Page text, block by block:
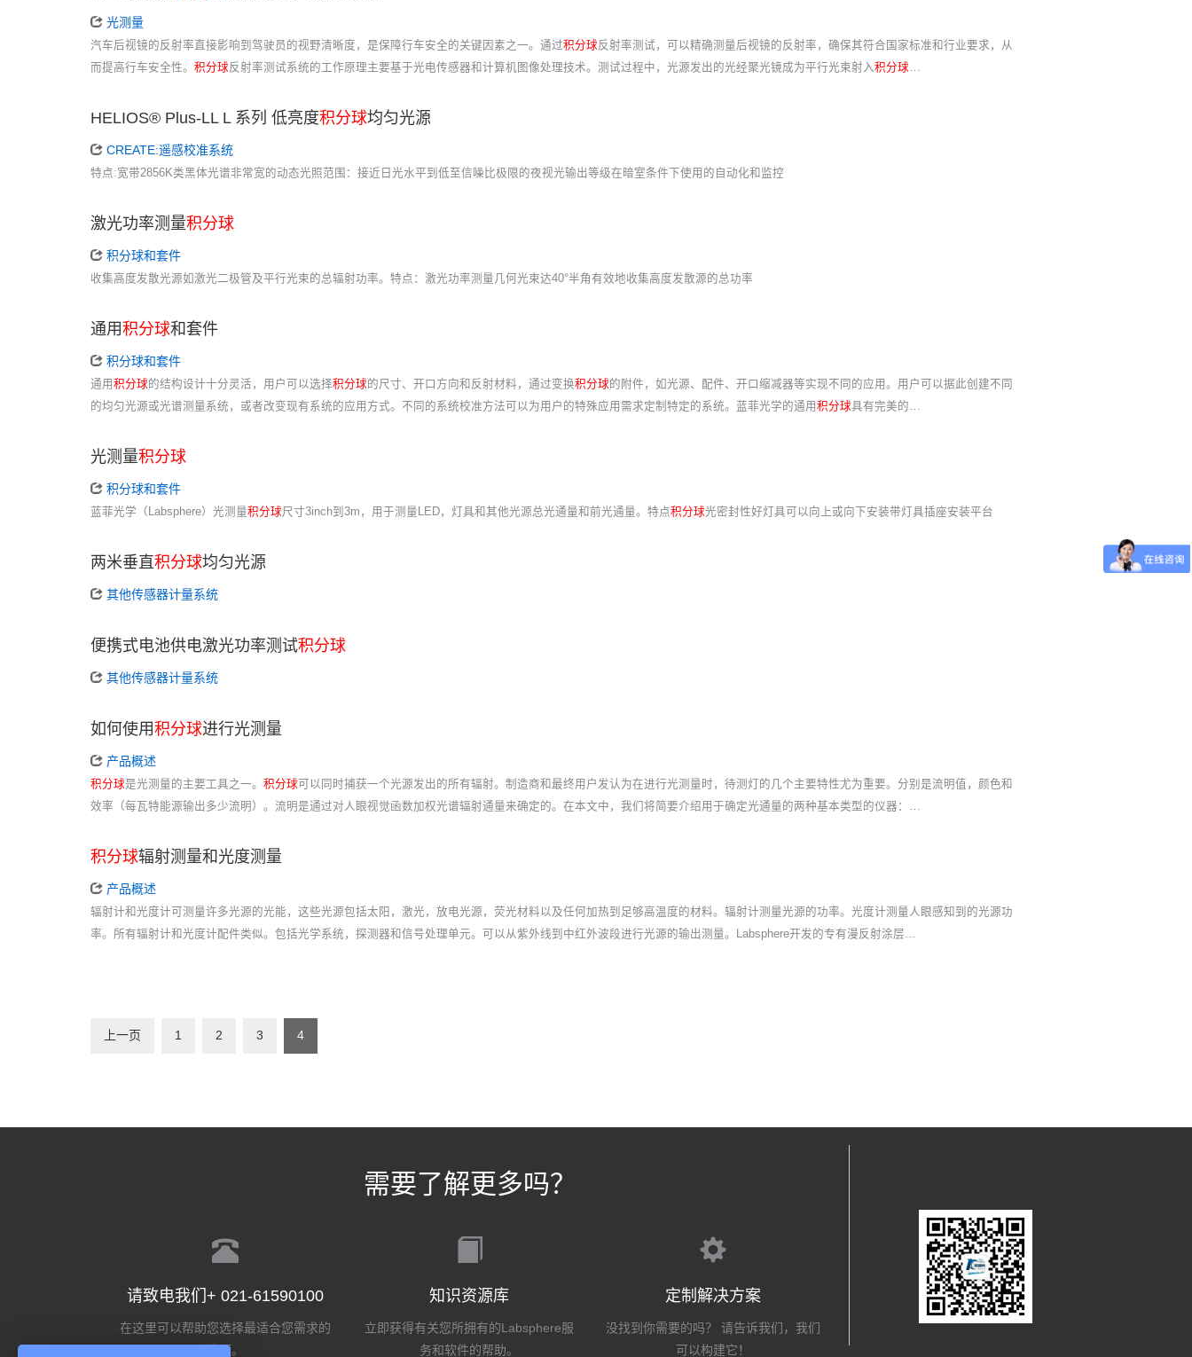
光测量
汽车后视镜的反射率直接影响到驾驶员的视野清晰度，是保障行车安全的关键因素之一。通过积分球反射率测试，可以精确测量后视镜的反射率，确保其符合国家标准和行业要求，从
而提高行车安全性。 积分球反射率测试系统的工作原理主要基于光电传感器和计算机图像处理技术。测试过程中，光源发出的光经聚光镜成为平行光束射入积分球
HELIOS® Plus-LL L 系列 低亮度积分球均匀光源
CREATE:遥感校准系统
特点:宽带2856K类黑体光谱非常宽的动态光照范围：接近日光水平到低至信噪比极限的夜视光输出等级在暗室条件下使用的自动化和监控
激光功率测量积分球
积分球和套件
收集高度发散光源如激光二极管及平行光束的总辐射功率。特点：激光功率测量几何光束达40°半角有效地收集高度发散源的总功率
通用积分球和套件
积分球和套件
通用积分球的结构设计十分灵活，用户可以选择积分球的尺寸、开口方向和反射材料，通过变换积分球的附件，如光源、配件、开口缩减器等实现不同的应用。用户可以据此创建不同
的均匀光源或光谱测量系统，或者改变现有系统的应用方式。不同的系统校准方法可以为用户的特殊应用需求定制特定的系统。蓝菲光学的通用积分球具有完美的…
光测量积分球
积分球和套件
蓝菲光学（Labsphere）光测量积分球尺寸3inch到3m，用于测量LED，灯具和其他光源总光通量和前光通量。特点积分球光密封性好灯具可以向上或向下安装带灯具插座安装平台
两米垂直积分球均匀光源
其他传感器计量系统
便携式电池供电激光功率测试积分球
其他传感器计量系统
如何使用积分球进行光测量
产品概述
积分球是光测量的主要工具之一。 积分球可以同时捕获一个光源发出的所有辐射。制造商和最终用户发认为在进行光测量时，待测灯的几个主要特性尤为重要。分别是流明值，颜色和
效率（每瓦特能源输出多少流明）。流明是通过对人眼视觉函数加权光谱辐射通量来确定的。在本文中，我们将简要介绍用于确定光通量的两种基本类型的仪器：…
积分球辐射测量和光度测量
产品概述
辐射计和光度计可测量许多光源的光能，这些光源包括太阳，激光，放电光源，荧光材料以及任何加热到足够高温度的材料。辐射计测量光源的功率。光度计测量人眼感知到的光源功
率。所有辐射计和光度计配件类似。包括光学系统，探测器和信号处理单元。可以从紫外线到中红外波段进行光源的输出测量。Labsphere开发的专有漫反射涂层…
上一页 1 2 3 4
需要了解更多吗？
请致电我们+ 021-61590100
在这里可以帮助您选择最适合您需求的
选项。
知识资源库
立即获得有关您所拥有的Labsphere服
务和软件的帮助。
定制解决方案
没找到你需要的吗？ 请告诉我们，我们
可以构建它！